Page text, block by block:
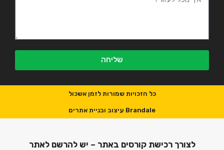
שליחה
כל הזכויות שמורות לזמן אשכול
Brandale עיצוב ובניית אתרים
לצורך רכישת קורסים באתר – יש להרשם לאתר